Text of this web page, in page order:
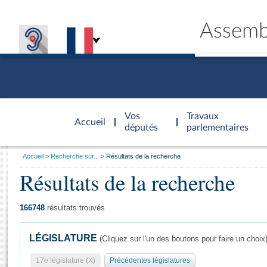
Accueil
d'accueil
Vos
députés
Travaux
parlementaires
Général
Vous
Accueil Recherche sur... Résultats de la recherche
Résultats de la recherche
166748 résultats trouvés
LÉGISLATURE (Cliquez sur l'un des boutons pour faire un choix)
17e législature (X) Précédentes législatures